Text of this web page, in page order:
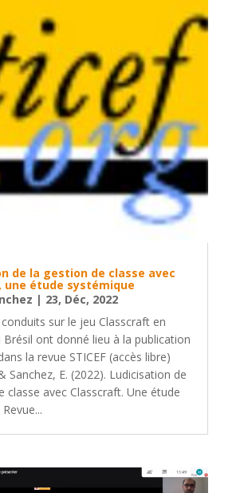
de la gestion de classe avec
une étude systémique
| 23, Déc, 2022
sur le jeu Classcraft en
Brésil ont donné lieu à la publication
la revue STICEF (accès libre)
Sanchez, E. (2022). Ludicisation de
classe avec Classcraft. Une étude